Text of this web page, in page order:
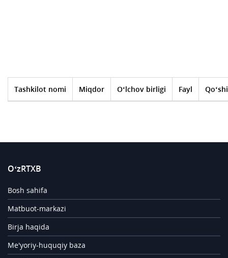
Tashkilot nomi Miqdor O‘lchov birligi Fayl
O‘zRTXB
Bosh sahifa
Matbuot-markazi
Birja haqida
Me'yoriy-huquqiy baza